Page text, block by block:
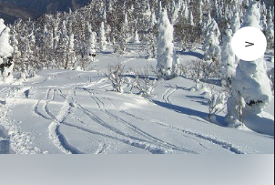
薦
術
動·廟會
食·酒水
表
Hiroshima 官方向導
島隨意旅行
島市內
表
島市內
芸
息